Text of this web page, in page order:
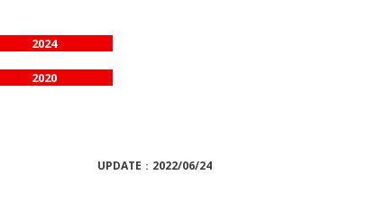
2024
2020
UPDATE：2022/06/24